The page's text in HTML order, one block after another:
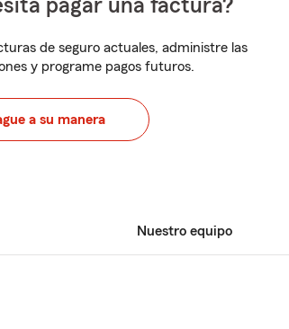
pagar una factura?
de seguro actuales, administre las
y programe pagos futuros.
a su manera
Nuestro equipo